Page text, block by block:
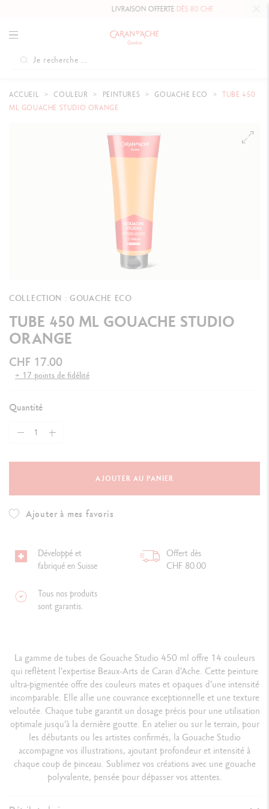
LIVRAISON OFFERTEDÈS 80 CHF.
ACCUEIL COULEUR PEINTURES GOUACHE ECO
TUBE 450
ML GOUACHE STUDIO ORANGE
COLLECTION : GOUACHE ECO
TUBE 450 ML GOUACHE STUDIO
ORANGE
CHF 17.00
+ 17 points de fidélité
Quantité
AJOUTER AU PANIER
Ajouter à mes favoris
Développé et
fabriqué en Suisse
Offert dès
CHF 80.00
Tous nos produits
sont garantis.
La gamme de tubes de Gouache Studio 450 ml offre 14 couleurs
qui reflètent l'expertise Beaux-Arts de Caran d'Ache. Cette peinture
ultra-pigmentée offre des couleurs mates et opaques d’une intensité
incomparable. Elle allie une couvrance exceptionnelle et une texture
veloutée. Chaque tube garantit un dosage précis pour une utilisation
optimale jusqu’à la dernière goutte. En atelier ou sur le terrain, pour
les débutants ou les artistes confirmés, la Gouache Studio
accompagne vos illustrations, ajoutant profondeur et intensité à
chaque coup de pinceau. Sublimez vos créations avec une gouache
polyvalente, pensée pour dépasser vos attentes.